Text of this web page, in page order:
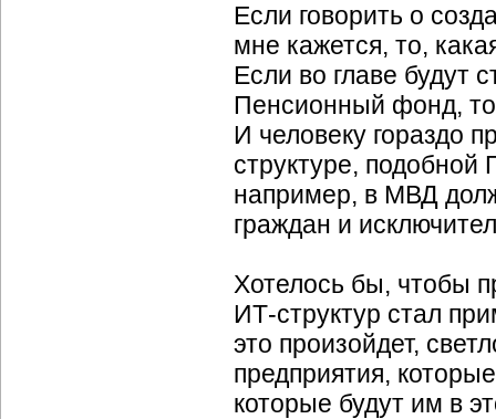
Если говорить о
мне кажется, то,
Если во главе будут
Пенсионный фонд, то
И человеку гораздо
структуре,
например, в МВД
граждан и
Хотелось бы, чтобы
ИТ-структур стал
это произойдет,
предприятия,
которые будут им в